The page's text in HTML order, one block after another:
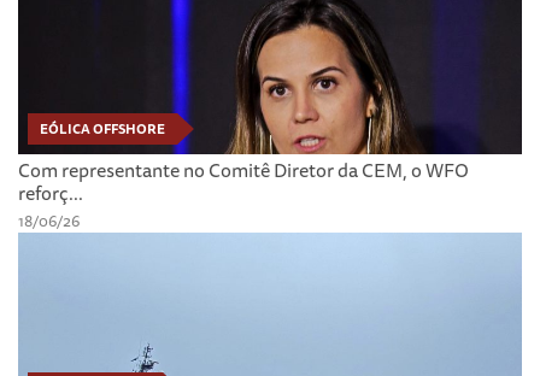
EÓLICA OFFSHORE
Com representante no Comitê Diretor da CEM, o WFO
reforç...
18/06/26